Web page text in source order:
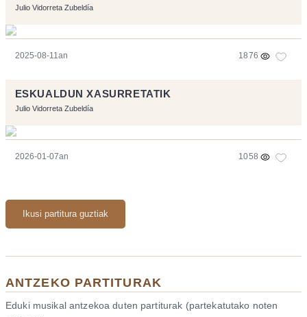
Julio Vidorreta Zubeldía
2025-08-11an 1876
ESKUALDUN XASURRETATIK
Julio Vidorreta Zubeldía
2026-01-07an 1058
Ikusi partitura guztiak
ANTZEKO PARTITURAK
Eduki musikal antzekoa duten partiturak (partekatutako noten